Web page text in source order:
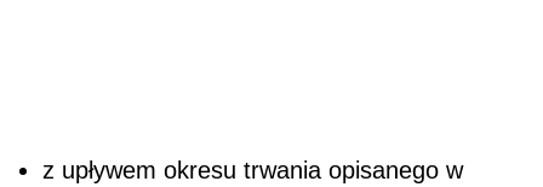
z upływem okresu trwania opisanego w